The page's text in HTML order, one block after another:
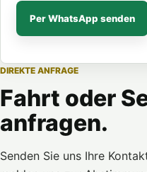
Per WhatsApp senden
DIREKTE ANFRAGE
Fahrt oder
anfragen.
Senden Sie uns Ihre